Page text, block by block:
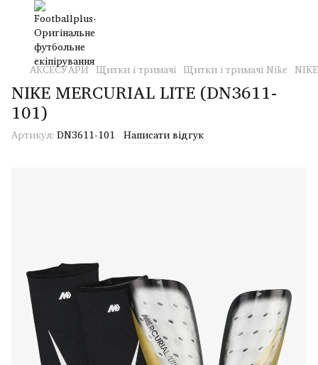
АКСЕСУАРИ Щитки і тримачі Щитки і тримачі Nike
NIKE MERCURIAL LITE (DN3611-
101)
Артикул: DN3611-101 Написати відгук